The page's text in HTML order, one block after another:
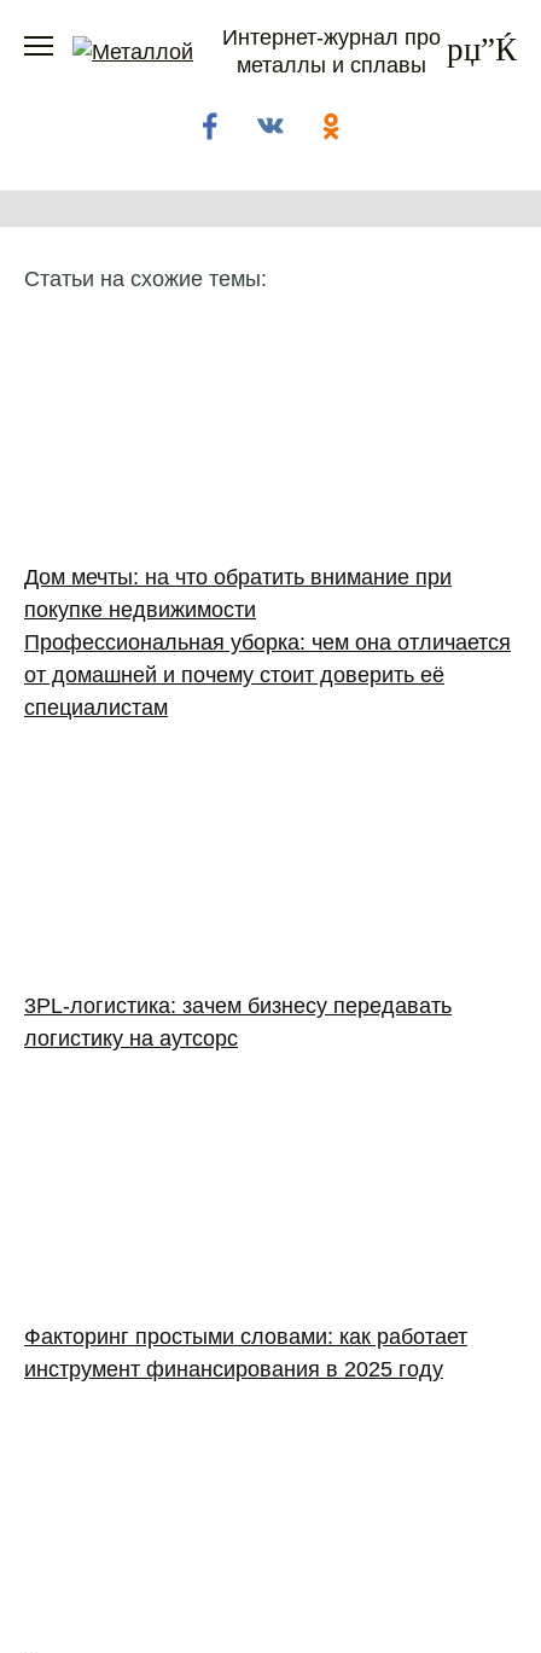
Интернет-журнал про
металлы и сплавы
Статьи на схожие темы:
Дом мечты: на что обратить внимание при
покупке недвижимости
Профессиональная уборка: чем она отличается
от домашней и почему стоит доверить её
специалистам
3PL‑логистика: зачем бизнесу передавать
логистику на аутсорс
Факторинг простыми словами: как работает
инструмент финансирования в 2025 году